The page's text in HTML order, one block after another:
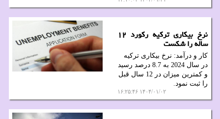
نرخ بیکاری ترکیه رکورد ۱۲
ساله را شکست
کار و درآمد: نرخ بیکاری ترکیه
در سال 2024 به 8.7 درصد رسید
و کمترین میزان در 12 سال قبل
را ثبت نمود.
۱۴۰۴/۰۱/۰۲ ۱۶:۲۵:۴۶